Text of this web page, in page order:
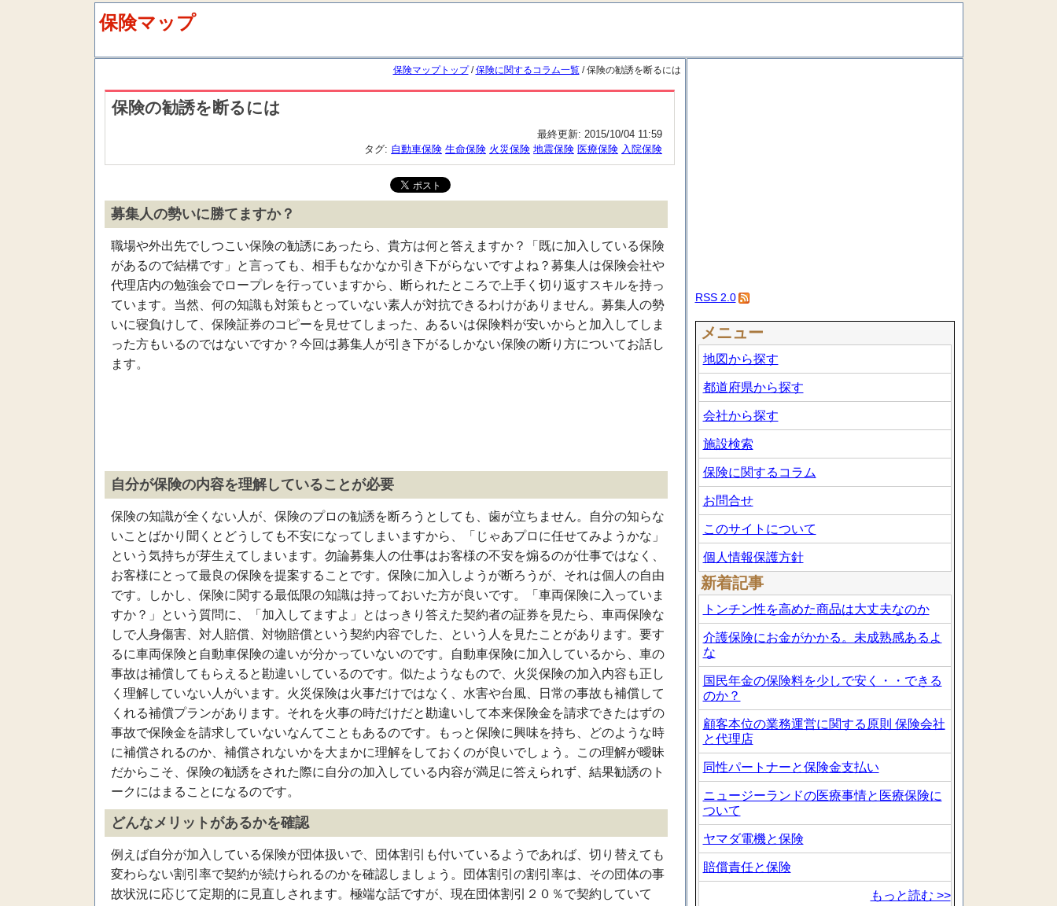
保険マップ
保険マップトップ/保険に関するコラム一覧/ 保険の勧誘を断るには
保険の勧誘を断るには
最終更新: 2015/10/04 11:59
タグ: 自動車保険 生命保険 火災保険 地震保険 医療保険 入院保険
募集人の勢いに勝てますか？
職場や外出先でしつこい保険の勧誘にあったら、貴方は何と答えますか？「既に加入している保険
があるので結構です」と言っても、相手もなかなか引き下がらないですよね？募集人は保険会社や
代理店内の勉強会でロープレを行っていますから、断られたところで上手く切り返すスキルを持っ
ています。当然、何の知識も対策もとっていない素人が対抗できるわけがありません。募集人の勢
いに寝負けして、保険証券のコピーを見せてしまった、あるいは保険料が安いからと加入してしま
った方もいるのではないですか？今回は募集人が引き下がるしかない保険の断り方についてお話し
ます。
自分が保険の内容を理解していることが必要
保険の知識が全くない人が、保険のプロの勧誘を断ろうとしても、歯が立ちません。自分の知らな
いことばかり聞くとどうしても不安になってしまいますから、「じゃあプロに任せてみようかな」
という気持ちが芽生えてしまいます。勿論募集人の仕事はお客様の不安を煽るのが仕事ではなく、
お客様にとって最良の保険を提案することです。保険に加入しようが断ろうが、それは個人の自由
です。しかし、保険に関する最低限の知識は持っておいた方が良いです。「車両保険に入っていま
すか？」という質問に、「加入してますよ」とはっきり答えた契約者の証券を見たら、車両保険な
しで人身傷害、対人賠償、対物賠償という契約内容でした、という人を見たことがあります。要す
るに車両保険と自動車保険の違いが分かっていないのです。自動車保険に加入しているから、車の
事故は補償してもらえると勘違いしているのです。似たようなもので、火災保険の加入内容も正し
く理解していない人がいます。火災保険は火事だけではなく、水害や台風、日常の事故も補償して
くれる補償プランがあります。それを火事の時だけだと勘違いして本来保険金を請求できたはずの
事故で保険金を請求していないなんてこともあるのです。もっと保険に興味を持ち、どのような時
に補償されるのか、補償されないかを大まかに理解をしておくのが良いでしょう。この理解が曖昧
だからこそ、保険の勧誘をされた際に自分の加入している内容が満足に答えられず、結果勧誘のト
ークにはまることになるのです。
どんなメリットがあるかを確認
例えば自分が加入している保険が団体扱いで、団体割引も付いているようであれば、切り替えても
変わらない割引率で契約が続けられるのかを確認しましょう。団体割引の割引率は、その団体の事
故状況に応じて定期的に見直しされます。極端な話ですが、現在団体割引２０％で契約していて
RSS 2.0
メニュー
地図から探す
都道府県から探す
会社から探す
施設検索
保険に関するコラム
お問合せ
このサイトについて
個人情報保護方針
新着記事
トンチン性を高めた商品は大丈夫なのか
介護保険にお金がかかる。未成熟感あるよ
な
国民年金の保険料を少しで安く・・できる
のか？
顧客本位の業務運営に関する原則 保険会社
と代理店
同性パートナーと保険金支払い
ニュージーランドの医療事情と医療保険に
ついて
ヤマダ電機と保険
賠償責任と保険
もっと読む >>